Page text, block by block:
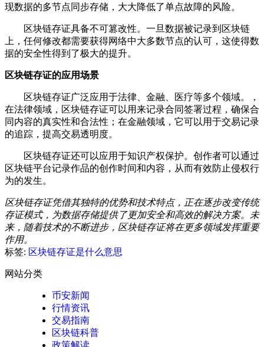
现数据的多节点同步存储，大大降低了单点故障的风险。
区块链存证具备不可篡改性。一旦数据被记录到区块链
上，任何修改都需要获得网络中大多数节点的认可，这使得数
据的安全性得到了极大的提升。
区块链存证的应用场景
区块链存证广泛应用于法律、金融、医疗等多个领域。，
在法律领域，区块链存证可以用来记录合同签署过程，确保合
同内容的真实性和合法性；在金融领域，它可以用于交易记录
的追踪，提高交易透明度。
区块链存证还可以应用于知识产权保护。创作者可以通过
区块链平台记录作品的创作时间和内容，从而有效防止侵权行
为的发生。
区块链存证凭借其独特的优势和技术特点，正在逐步改变传统
存证模式，为数据存储提供了更加安全和高效的解决方案。未
来，随着技术的不断进步，区块链存证将在更多领域发挥重要
作用。
标签: 区块链存证是什么意思
网站分类
币安新闻
行情资讯
交易指南
区块链科普
政策解读